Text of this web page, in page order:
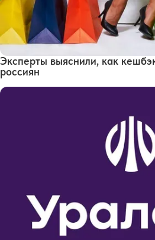
Эксперты выяснили, как
россиян